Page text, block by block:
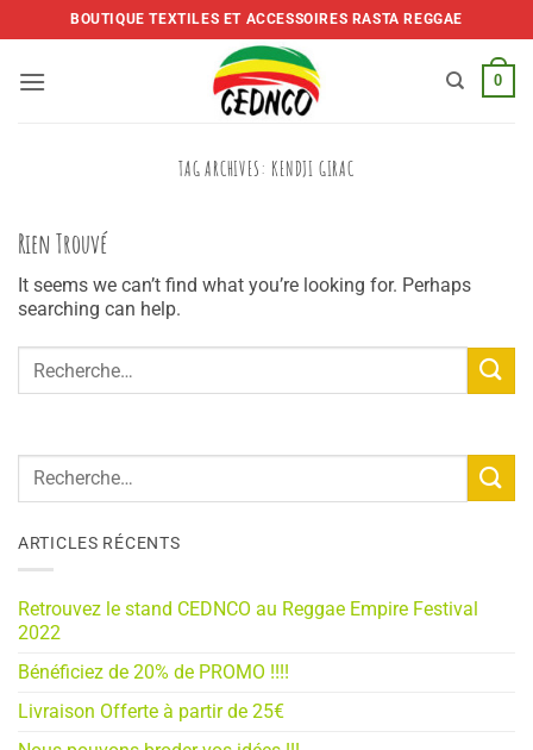
to
BOUTIQUE TEXTILES ET ACCESSOIRES RASTA REGGAE
0
TAG ARCHIVES: KENDJI GIRAC
Rien Trouvé
It seems we can’t find what you’re looking for. Perhaps
searching can help.
ARTICLES RÉCENTS
Retrouvez le stand CEDNCO au Reggae Empire Festival
2022
Bénéficiez de 20% de PROMO !!!!
Livraison Offerte à partir de 25€